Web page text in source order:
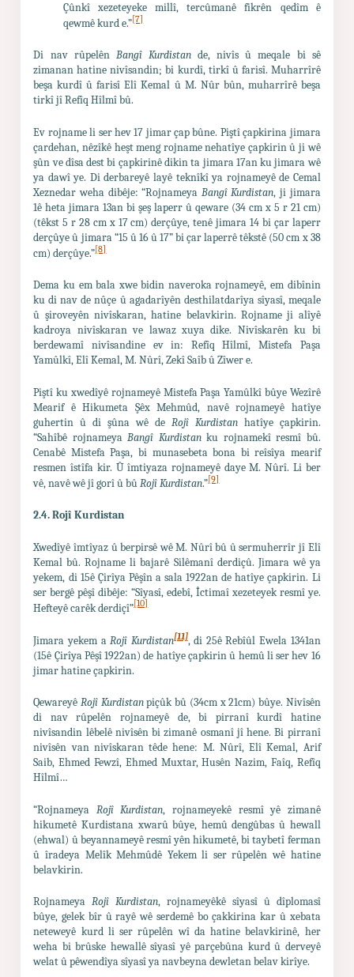
Çûnkî xezeteyeke millî, tercûmanê fikrên qedîm ê
qewmê kurd e.” [7]
Di nav rûpelên Bangî Kurdistande, nivîs û meqale bi sê
zimanan hatine nivîsandin; bi kurdî, tirkî û farisî. Muharrîrê
beşa kurdî û farisî Elî Kemal û M. Nûr bûn, muharrîrê beşa
tirkî jî Refîq Hîlmî bû.
Ev rojname li ser hev 17 jimar çap bûne. Piştî çapkirina jimara
çardehan, nêzîkê heşt meng rojname nehatîye çapkirin û ji wê
şûn ve dîsa dest bi çapkirinê dikin ta jimara 17an ku jimara wê
ya dawî ye. Di derbareyê layê teknîkî ya rojnameyê de Cemal
Xeznedar weha dibêje: “Rojnameya Bangî Kurdistan, ji jimara
1ê heta jimara 13an bi şeş laperr û qeware (34 cm x 5 r 21 cm)
(têkst 5 r 28 cm x 17 cm) derçûye, tenê jimara 14 bi çar laperr
derçûye û jimara “15 û 16 û 17” bi çar laperrê têkstê (50 cm x 38
cm) derçûye.”[8]
Dema ku em bala xwe bidin naveroka rojnameyê, em dibînin
ku di nav de nûçe û agadarîyên desthilatdarîya sîyasî, meqale
û şiroveyên nivîskaran, hatine belavkirin. Rojname ji alîyê
kadroya nivîskaran ve lawaz xuya dike. Nivîskarên ku bi
berdewamî nivîsandine ev in: Refîq Hîlmî, Mistefa Paşa
Yamûlkî, Elî Kemal, M. Nûrî, Zekî Saîb û Zîwer e.
Piştî ku xwedîyê rojnameyê Mistefa Paşa Yamûlkî bûye Wezîrê
Mearif ê Hikumeta Şêx Mehmûd, navê rojnameyê hatîye
guhertin û di şûna wê de Rojî Kurdistanhatîye çapkirin.
“Sahîbê rojnameyaBangî Kurdistanku rojnamekî resmî bû.
Cenabê Mistefa Paşa, bi munasebeta bona bi reîsîya mearif
resmen îstîfa kir. Û îmtiyaza rojnameyê daye M. Nûrî. Li ber
vê, navê wê jî gorî û bûRojî Kurdistan.”[9]
2.4. Rojî Kurdistan
Xwedîyê îmtîyaz û berpirsê wê M. Nûrî bû û sermuherrîr jî Elî
Kemal bû. Rojname li bajarê Silêmanî derdiçû. Jimara wê ya
yekem, di 15ê Çirîya Pêşîn a sala 1922an de hatîye çapkirin. Li
ser bergê pêşî dibêje: “Sîyasî, edebî, Îctimaî xezeteyek resmî ye.
Hefteyê carêk derdiçî” [10]
Jimara yekem aRojî Kurdistan[11], di 25ê Rebîûl Ewela 1341an
(15ê Çirîya Pêşî 1922an) de hatîye çapkirin û hemû li ser hev 16
jimar hatine çapkirin.
QewareyêRojî Kurdistanpiçûk bû (34cm x 21cm) bûye. Nivîsên
di nav rûpelên rojnameyê de, bi pirranî kurdî hatine
nivîsandin lêbelê nivîsên bi zimanê osmanî jî hene. Bi pirranî
nivîsên van nivîskaran têde hene: M. Nûrî, Elî Kemal, Arif
Saib, Ehmed Fewzî, Ehmed Muxtar, Husên Nazim, Faîq, Refîq
Hîlmî…
“Rojnameya Rojî Kurdistan, rojnameyekê resmî yê zimanê
hikumetê Kurdistana xwarû bûye, hemû dengûbas û hewall
(ehwal) û beyannameyê resmî yên hikumetê, bi taybetî ferman
û îradeya Melîk Mehmûdê Yekem li ser rûpelên wê hatine
belavkirin.
RojnameyaRojî Kurdistan, rojnameyêkê sîyasî û dîplomasî
bûye, gelek bîr û rayê wê serdemê bo çakkirina kar û xebata
neteweyê kurd li ser rûpelên wî da hatine belavkirinê, her
weha bi brûske hewallê sîyasî yê parçebûna kurd û derveyê
welat û pêwendîya sîyasî ya navbeyna dewletan belav kirîye.